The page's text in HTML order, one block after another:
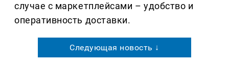
случае с маркетплейсами – удобство и
оперативность доставки.
Следующая новость ↓